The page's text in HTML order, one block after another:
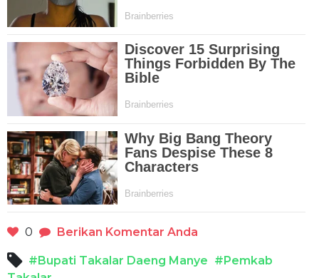
0 Berikan Komentar Anda
#Bupati Takalar Daeng Manye #Pemkab